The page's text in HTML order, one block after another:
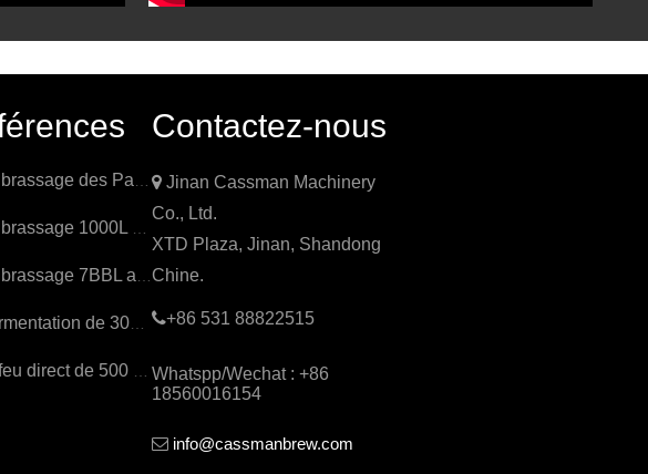
Contactez-nous
 Jinan Cassman Machinery
Co., Ltd.
XTD Plaza, Jinan, Shandong
Chine.
+86 531 88822515
Whatspp/Wechat : +86
18560016154
 info@cassmanbrew.com